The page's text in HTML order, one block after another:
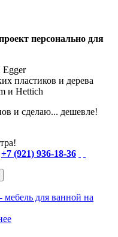
персонально для
пластиков и дерева
и Hettich
и сделаю... дешевле!
+7 (921) 936-18-36